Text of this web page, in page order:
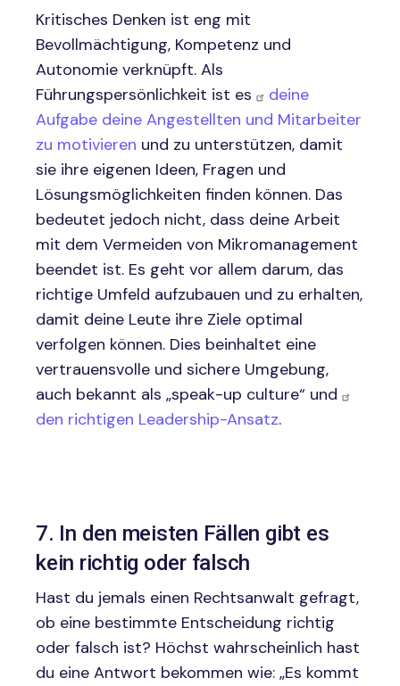
Kritisches Denken ist eng mit
Bevollmächtigung, Kompetenz und
Autonomie verknüpft. Als
Führungspersönlichkeit ist es
deine
Aufgabe deine Angestellten und Mitarbeiter
zu motivieren und zu unterstützen, damit
sie ihre eigenen Ideen, Fragen und
Lösungsmöglichkeiten finden können. Das
bedeutet jedoch nicht, dass deine Arbeit
mit dem Vermeiden von Mikromanagement
beendet ist. Es geht vor allem darum, das
richtige Umfeld aufzubauen und zu erhalten,
damit deine Leute ihre Ziele optimal
verfolgen können. Dies beinhaltet eine
vertrauensvolle und sichere Umgebung,
auch bekannt als „speak-up culture“ und
den richtigen Leadership-Ansatz.
7. In den meisten Fällen gibt es
kein richtig oder falsch
Hast du jemals einen Rechtsanwalt gefragt,
ob eine bestimmte Entscheidung richtig
oder falsch ist? Höchst wahrscheinlich hast
du eine Antwort bekommen wie: „Es kommt